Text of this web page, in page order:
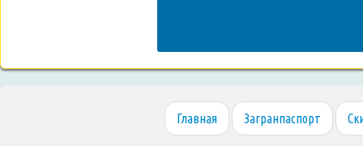
Главная Загранпаспорт